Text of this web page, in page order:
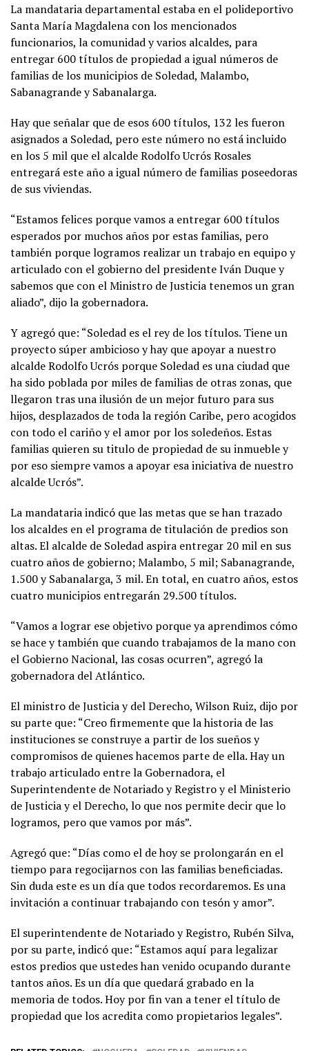
La mandataria departamental estaba en el polideportivo
Santa María Magdalena con los mencionados
funcionarios, la comunidad y varios alcaldes, para
entregar 600 títulos de propiedad a igual números de
familias de los municipios de Soledad, Malambo,
Sabanagrande y Sabanalarga.
Hay que señalar que de esos 600 títulos, 132 les fueron
asignados a Soledad, pero este número no está incluido
en los 5 mil que el alcalde Rodolfo Ucrós Rosales
entregará este año a igual número de familias poseedoras
de sus viviendas.
“Estamos felices porque vamos a entregar 600 títulos
esperados por muchos años por estas familias, pero
también porque logramos realizar un trabajo en equipo y
articulado con el gobierno del presidente Iván Duque y
sabemos que con el Ministro de Justicia tenemos un gran
aliado”, dijo la gobernadora.
Y agregó que: “Soledad es el rey de los títulos. Tiene un
proyecto súper ambicioso y hay que apoyar a nuestro
alcalde Rodolfo Ucrós porque Soledad es una ciudad que
ha sido poblada por miles de familias de otras zonas, que
llegaron tras una ilusión de un mejor futuro para sus
hijos, desplazados de toda la región Caribe, pero acogidos
con todo el cariño y el amor por los soledeños. Estas
familias quieren su titulo de propiedad de su inmueble y
por eso siempre vamos a apoyar esa iniciativa de nuestro
alcalde Ucrós”.
La mandataria indicó que las metas que se han trazado
los alcaldes en el programa de titulación de predios son
altas. El alcalde de Soledad aspira entregar 20 mil en sus
cuatro años de gobierno; Malambo, 5 mil; Sabanagrande,
1.500 y Sabanalarga, 3 mil. En total, en cuatro años, estos
cuatro municipios entregarán 29.500 títulos.
“Vamos a lograr ese objetivo porque ya aprendimos cómo
se hace y también que cuando trabajamos de la mano con
el Gobierno Nacional, las cosas ocurren”, agregó la
gobernadora del Atlántico.
El ministro de Justicia y del Derecho, Wilson Ruiz, dijo por
su parte que: “Creo firmemente que la historia de las
instituciones se construye a partir de los sueños y
compromisos de quienes hacemos parte de ella. Hay un
trabajo articulado entre la Gobernadora, el
Superintendente de Notariado y Registro y el Ministerio
de Justicia y el Derecho, lo que nos permite decir que lo
logramos, pero que vamos por más”.
Agregó que: “Días como el de hoy se prolongarán en el
tiempo para regocijarnos con las familias beneficiadas.
Sin duda este es un día que todos recordaremos. Es una
invitación a continuar trabajando con tesón y amor”.
El superintendente de Notariado y Registro, Rubén Silva,
por su parte, indicó que: “Estamos aquí para legalizar
estos predios que ustedes han venido ocupando durante
tantos años. Es un día que quedará grabado en la
memoria de todos. Hoy por fin van a tener el título de
propiedad que los acredita como propietarios legales”.